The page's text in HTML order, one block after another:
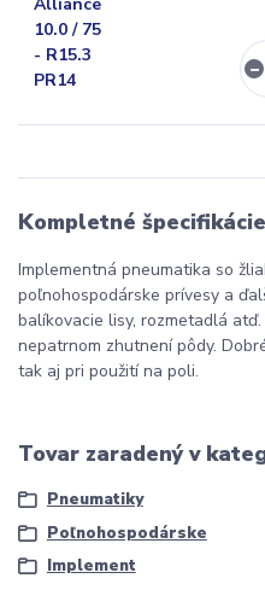
Kompletné špecifikácie
Implementná pneumatika so
poľnohospodárske prívesy a
balíkovacie lisy, rozmetadlá
nepatrnom zhutnení pôdy.
tak aj pri použití na poli.
Tovar zaradený v
Pneumatiky
Poľnohospodárske
Implement